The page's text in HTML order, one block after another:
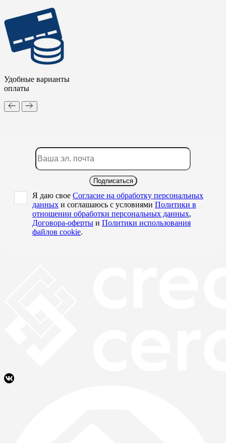
Удобные варианты
оплаты
Подписаться
Я даю свое Согласие на обработку персональных
данных и соглашаюсь с условиями Политики в
отношении обработки персональных данных,
Договора-оферты и Политики использования
файлов cookie.